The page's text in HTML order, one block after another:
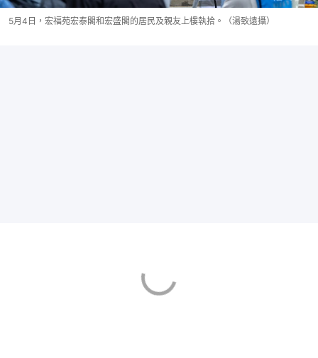
5月4日，宏福苑宏泰閣和宏盛閣的居民及親友上樓執拾。（湯致遠攝）